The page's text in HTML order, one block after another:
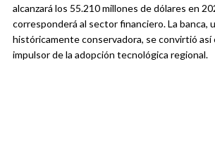
alcanzará los 55.210 millones de dólares en
corresponderá al sector financiero. La banca,
históricamente conservadora, se convirtió así
impulsor de la adopción tecnológica regional.